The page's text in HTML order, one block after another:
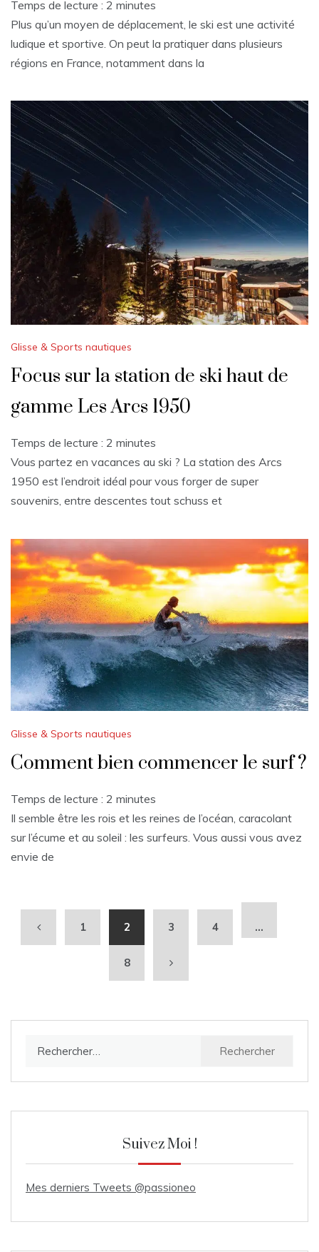
Temps de lecture : 2 minutes
Plus qu’un moyen de déplacement, le ski est une activité
ludique et sportive. On peut la pratiquer dans plusieurs
régions en France, notamment dans la
Glisse & Sports nautiques
Focus sur la station de ski haut de
gamme Les Arcs 1950
Temps de lecture : 2 minutes
Vous partez en vacances au ski ? La station des Arcs
1950 est l’endroit idéal pour vous forger de super
souvenirs, entre descentes tout schuss et
Glisse & Sports nautiques
Comment bien commencer le surf ?
Temps de lecture : 2 minutes
Il semble être les rois et les reines de l’océan, caracolant
sur l’écume et au soleil : les surfeurs. Vous aussi vous avez
envie de
1 2 3 4 …
8
Suivez Moi !
Mes derniers Tweets @passioneo